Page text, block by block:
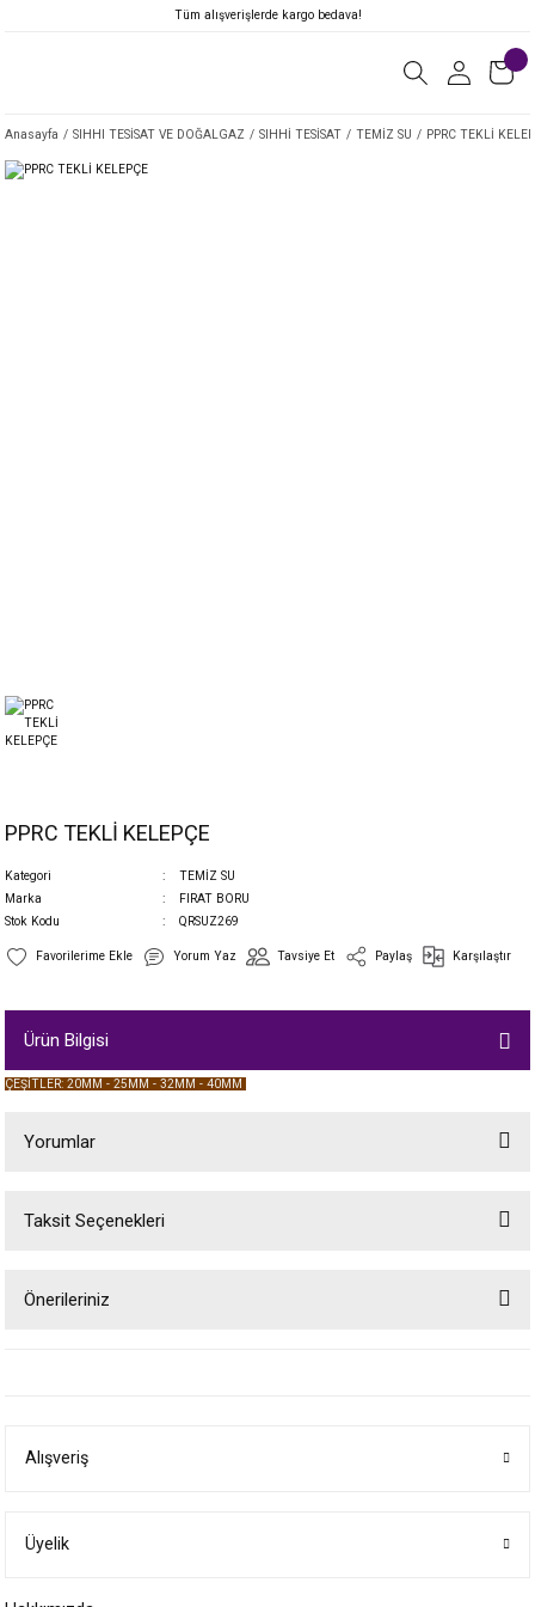
Tüm alışverişlerde kargo bedava!
Anasayfa SIHHI TESİSAT VE DOĞALGAZ SIHHİ TESİSAT TEMİZ SU PPRC TEKLİ
PPRC TEKLİ KELEPÇE
Kategori
TEMİZ SU
Marka
FIRAT BORU
Stok Kodu
QRSUZ269
Yorum Yaz Tavsiye Et Paylaş Karşılaştır
Ürün Bilgisi
ÇEŞİTLER: 20MM - 25MM - 32MM - 40MM
Yorumlar
Taksit Seçenekleri
Önerileriniz
Ürün bilgilerinde hatalar bulunuyor.
Alışveriş
Üyelik